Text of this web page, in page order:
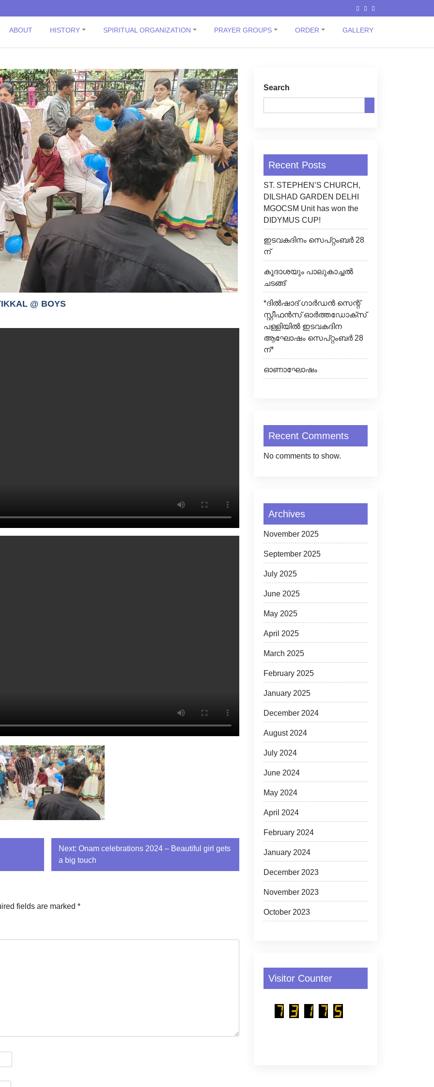
ABOUT HISTORY SPIRITUAL ORGANIZATION PRAYER GROUPS ORDER GALLERY
@ BOYS
Next: Onam celebrations 2024 – Beautiful girl gets
a big touch
fields are marked *
Search
Recent Posts
ST. STEPHEN’S CHURCH,
DILSHAD GARDEN DELHI
MGOCSM Unit has won the
DIDYMUS CUP!
ഇടവകദിനം സെപ്റ്റംബർ 28
ന്
കൂദാശയും പാലുകാച്ചൽ
ചടങ്ങ്
*ദിൽഷാദ് ഗാർഡൻ സെന്റ്
സ്റ്റീഫൻസ് ഓർത്തഡോക്സ്
പള്ളിയിൽ ഇടവകദിന
ആഘോഷം സെപ്റ്റംബർ 28
ന്*
ഓണാഘോഷം
Recent Comments
No comments to show.
Archives
November 2025
September 2025
July 2025
June 2025
May 2025
April 2025
March 2025
February 2025
January 2025
December 2024
August 2024
July 2024
June 2024
May 2024
April 2024
February 2024
January 2024
December 2023
November 2023
October 2023
Visitor Counter